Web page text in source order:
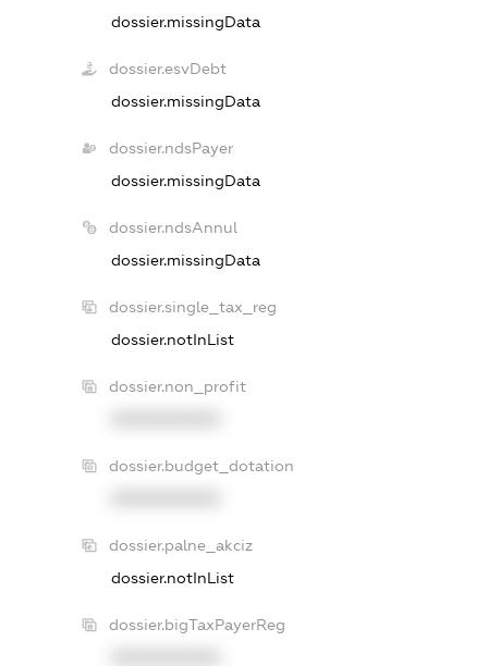
dossier.missingData
dossier.esvDebt
dossier.missingData
dossier.ndsPayer
dossier.missingData
dossier.ndsAnnul
dossier.missingData
dossier.single_tax_reg
dossier.notInList
dossier.non_profit
dossier.budget_dotation
dossier.palne_akciz
dossier.notInList
dossier.bigTaxPayerReg